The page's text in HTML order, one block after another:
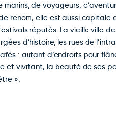
marins, de voyageurs,
renom, elle est aussi capitale
réputés. La vieille ville
d’histoire, les rues de
: autant d’endroits pour
et vivifiant, la beauté de ses
».